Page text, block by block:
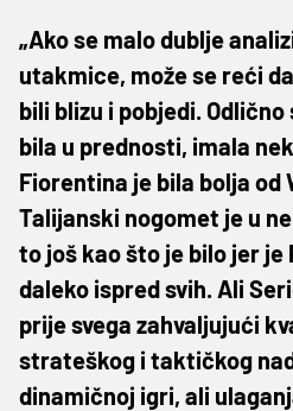
„Ako se malo dublje
utakmice, može se reći
bili blizu i pobjedi.
bila u prednosti, imala
Fiorentina je bila bolja od
Talijanski nogomet je u
to još kao što je bilo jer je
daleko ispred svih. Ali
prije svega zahvaljujući
strateškog i taktičkog
dinamičnoj igri, ali